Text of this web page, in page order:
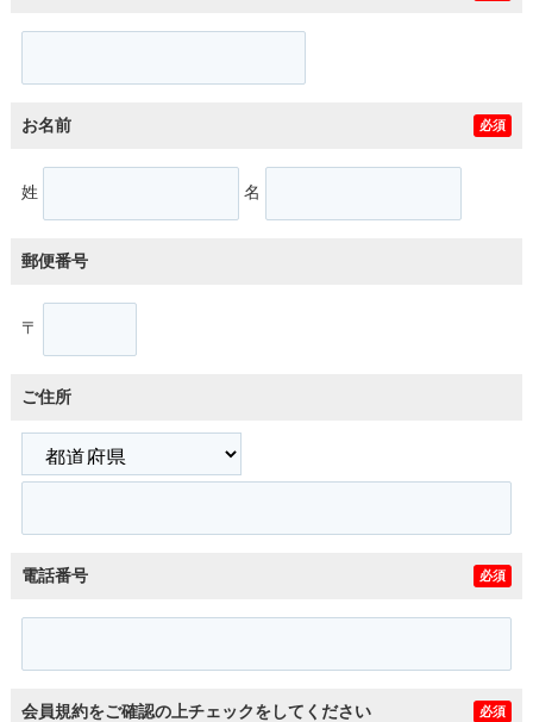
お名前 必須
姓 名
郵便番号
〒
ご住所
電話番号 必須
会員規約をご確認の上チェックをしてください 必須